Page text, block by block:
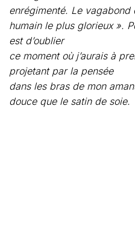
enrégimenté. Le vagabond
humain le plus glorieux ».
est d’oublier
ce moment où j’aurais à
projetant par la pensée
dans les bras de mon
douce que le satin de soie.